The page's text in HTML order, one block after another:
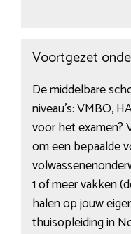
Voortgezet
De middelbare
niveau’s: VMBO,
voor het examen?
om een bepaalde
1 of meer vakken
halen op jouw
thuisopleiding in